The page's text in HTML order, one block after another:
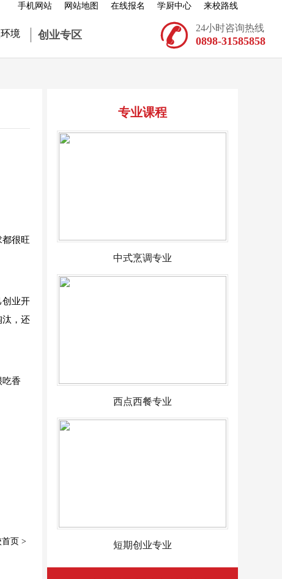
手机网站 网站地图 在线报名 学厨中心 来校路线
境 创业专区  24小时咨询热线
0898-31585858
很旺
业开
汰，还
香
页 >
专业课程
中式烹调专业
西点西餐专业
短期创业专业